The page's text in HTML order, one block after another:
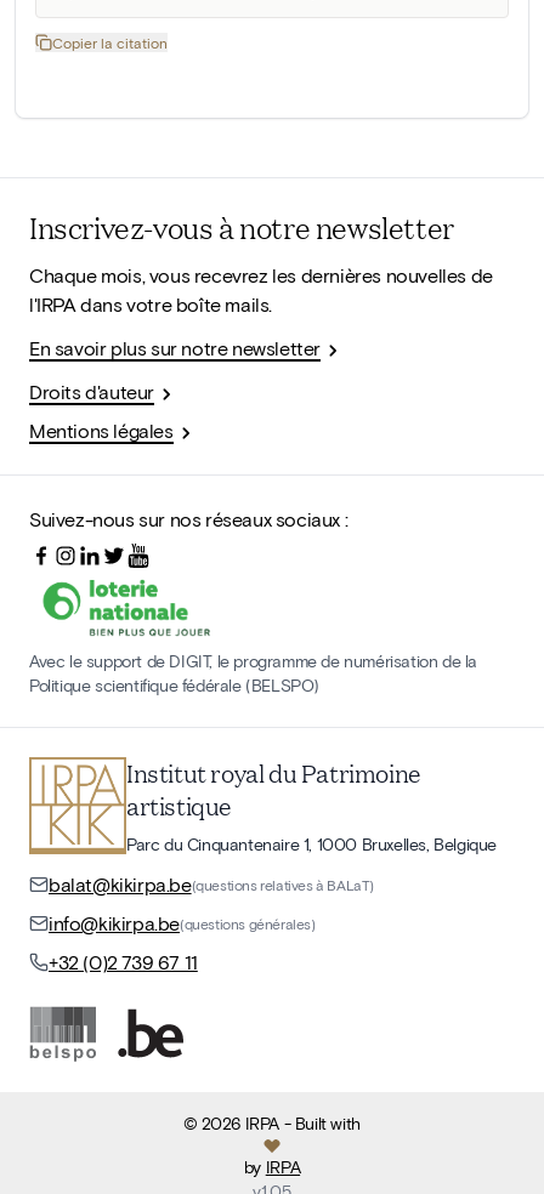
Copier la citation
Inscrivez-vous à notre newsletter
Chaque mois, vous recevrez les dernières nouvelles de
l'IRPA dans votre boîte mails.
En savoir plus sur notre newsletter
Droits d'auteur
Mentions légales
Suivez-nous sur nos réseaux sociaux :
Avec le support de DIGIT, le programme de numérisation de la
Politique scientifique fédérale (BELSPO)
Institut royal du Patrimoine
artistique
Parc du Cinquantenaire 1, 1000 Bruxelles, Belgique
balat@kikirpa.be(questions relatives à BALaT)
info@kikirpa.be(questions générales)
+32 (0)2 739 67 11
©2026 IRPA- Built with
by IRPA